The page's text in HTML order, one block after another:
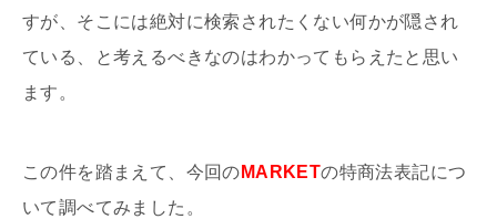
すが、そこには絶対に検索されたくない何かが隠され
ている、と考えるべきなのはわかってもらえたと思い
ます。
この件を踏まえて、今回の MARKETの特商法表記につ
いて調べてみました。